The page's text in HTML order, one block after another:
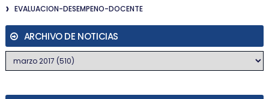
EVALUACION-DESEMPENO-DOCENTE
ARCHIVO DE NOTICIAS